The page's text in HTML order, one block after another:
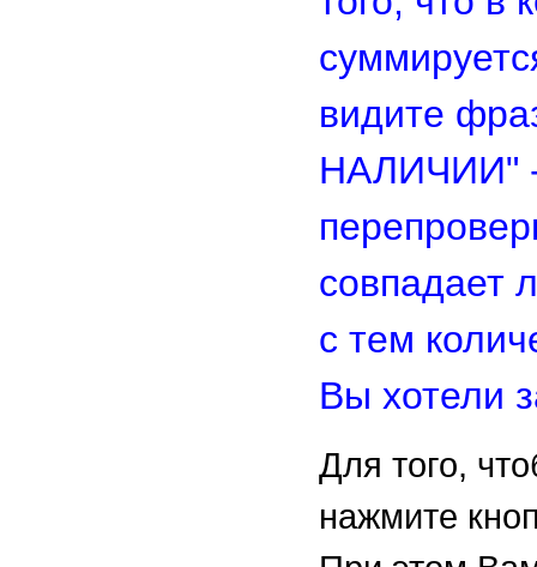
видите
НАЛИЧИИ" -
совпадает
с тем
Вы хотели
Для того,
нажмите